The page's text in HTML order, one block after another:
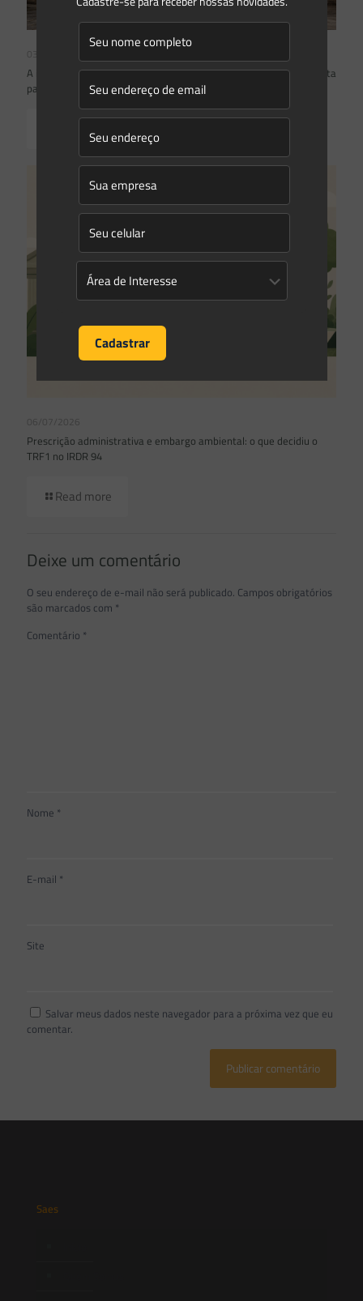
A inclusão de imóvel em inventário de patrimônio cultural não basta
para impor restrições ao direito de propriedade:
Read more
06/07/2026
Prescrição administrativa e embargo ambiental: o que decidiu o
TRF1 no IRDR 94
Read more
Deixe um comentário
O seu endereço de e-mail não será publicado. Campos obrigatórios
são marcados com *
Comentário *
Nome *
E-mail *
Site
Salvar meus dados neste navegador para a próxima vez que eu
comentar.
Saes